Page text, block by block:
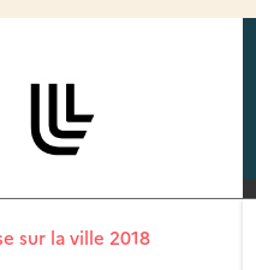
sur la ville 2018